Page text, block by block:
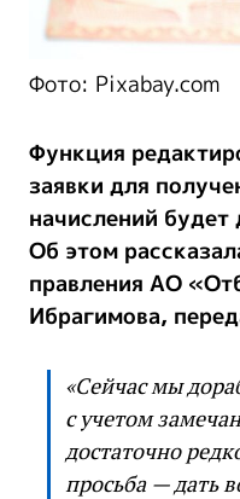
Фото: Pixabay.com
Функция
заявки для
начислений будет
Об этом
правления АО
Ибрагимова,
«Сейчас мы
с учетом
достаточно
просьба — дать